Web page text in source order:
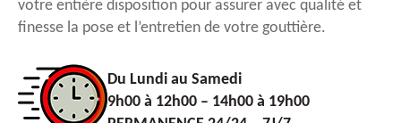
votre entière disposition pour assurer avec qualité et
finesse la pose et l’entretien de votre gouttière.
Du Lundi au Samedi
9h00 à 12h00 – 14h00 à 19h00